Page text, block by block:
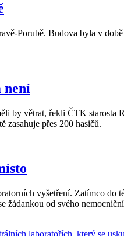
Porubě. Budova byla v
není
by větrat, řekli ČTK starosta
zasahuje přes 200 hasičů.
vyšetření. Zatímco do
od svého